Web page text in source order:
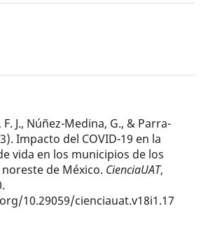
J., Núñez-Medina, G., & Parra-
Impacto del COVID-19 en la
vida en los municipios de los
de México. CienciaUAT,
10.29059/cienciauat.v18i1.17